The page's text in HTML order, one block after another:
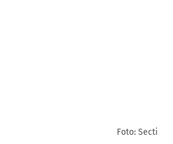
Foto: Secti